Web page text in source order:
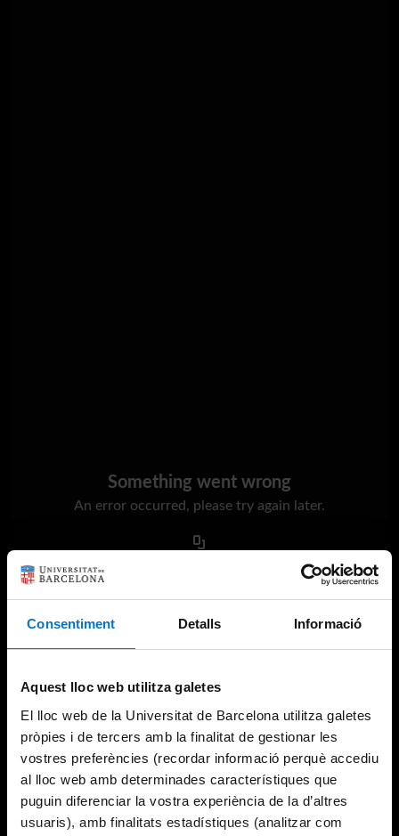
Consentiment Detalls Informació
Aquest lloc web utilitza galetes
El lloc web de la Universitat de Barcelona utilitza galetes
pròpies i de tercers amb la finalitat de gestionar les
vostres preferències (recordar informació perquè accediu
al lloc web amb determinades característiques que
puguin diferenciar la vostra experiència de la d’altres
usuaris), amb finalitats estadístiques (analitzar com
Something went wrong
An error occurred, please try again later.